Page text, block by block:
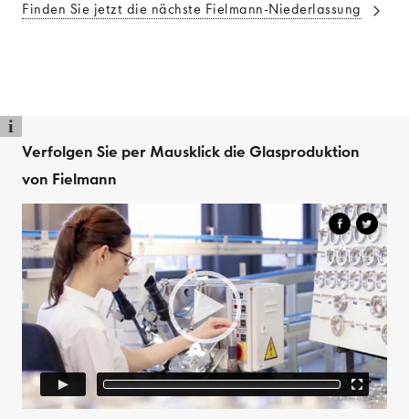
Finden Sie jetzt die nächste Fielmann-Niederlassung
i
Verfolgen Sie per Mausklick die Glasproduktion
von Fielmann
Player